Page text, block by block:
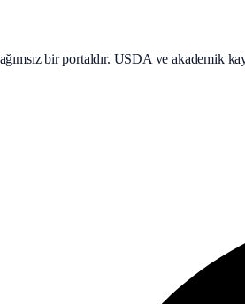
bir portaldır. USDA ve akademik